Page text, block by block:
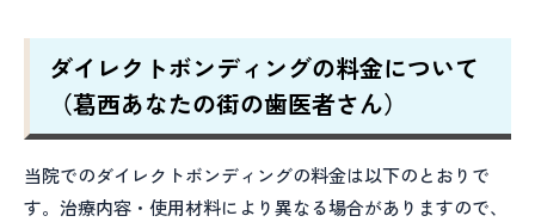
ダイレクトボンディングの料金について
（葛西あなたの街の歯医者さん）
当院でのダイレクトボンディングの料金は以下のとおりで
す。治療内容・使用材料により異なる場合がありますので、